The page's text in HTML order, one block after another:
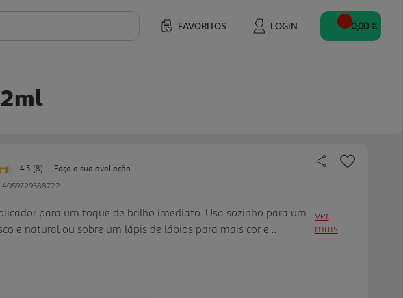
FAVORITOS LOGIN 0,00 €
4.5 Leu
8
para
a
(8)
Faça a sua avaliação
4059729588722
para um toque de brilho imediato. Usa sozinho para um
e natural ou sobre um lápis de lábios para mais cor e
ver
mais